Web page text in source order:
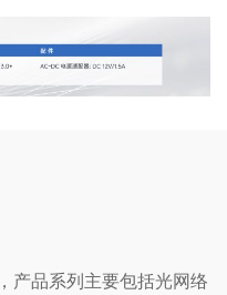
产品系列主要包括光网络